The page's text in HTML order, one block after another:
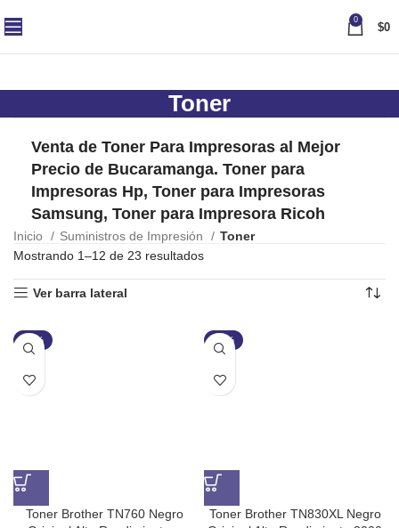
0
$0
Toner
Venta de Toner Para Impresoras al Mejor
Precio de Bucaramanga. Toner para
Impresoras Hp, Toner para Impresoras
Samsung, Toner para Impresora Ricoh
Inicio Suministros de Impresión
Toner
Mostrando 1–12 de 23 resultados
Ver barra lateral
-19%
Toner Brother TN760 Negro
-26%
Toner Brother TN830XL Negro